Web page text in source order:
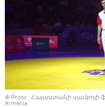
© Photo : Հայաստանի սամբոյի
Armenia